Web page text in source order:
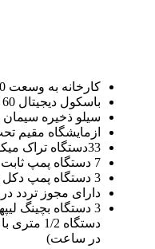
کارخانه به وسعت 20000 متر مربع
باسکول دیجیتال 60 تنی استاندارد
سیلو ذخیره سیمان به
ازمایشگاه مقیم
33دستگاه تراک میکسر
7 دستگاه پمپ ثابت
3 دستگاه پمپ دکل 36-42-52 متری
دارای مجوز تردد در
در ساعت)